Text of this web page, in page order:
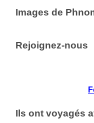
Images de
Rejoignez-nous
Ils ont voyagés